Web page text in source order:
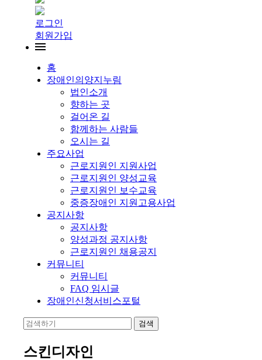
로그인
회원가입
홈
장애인의양지누림
법인소개
향하는 곳
걸어온 길
함께하는 사람들
오시는 길
주요사업
근로지원인 지원사업
근로지원인 양성교육
근로지원인 보수교육
중증장애인 지원고용사업
공지사항
공지사항
양성과정 공지사항
근로지원인 채용공지
커뮤니티
커뮤니티
FAQ 임시글
장애인신청서비스포털
스킨디자인